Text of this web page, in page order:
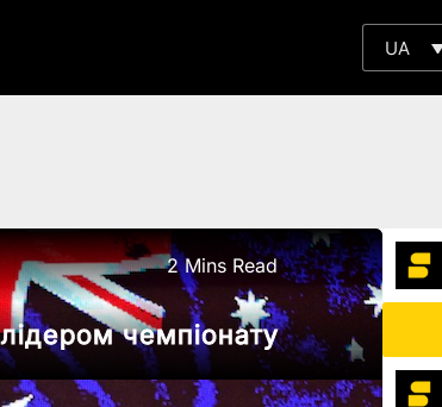
UA
2 Mins Read
лідером чемпіонату